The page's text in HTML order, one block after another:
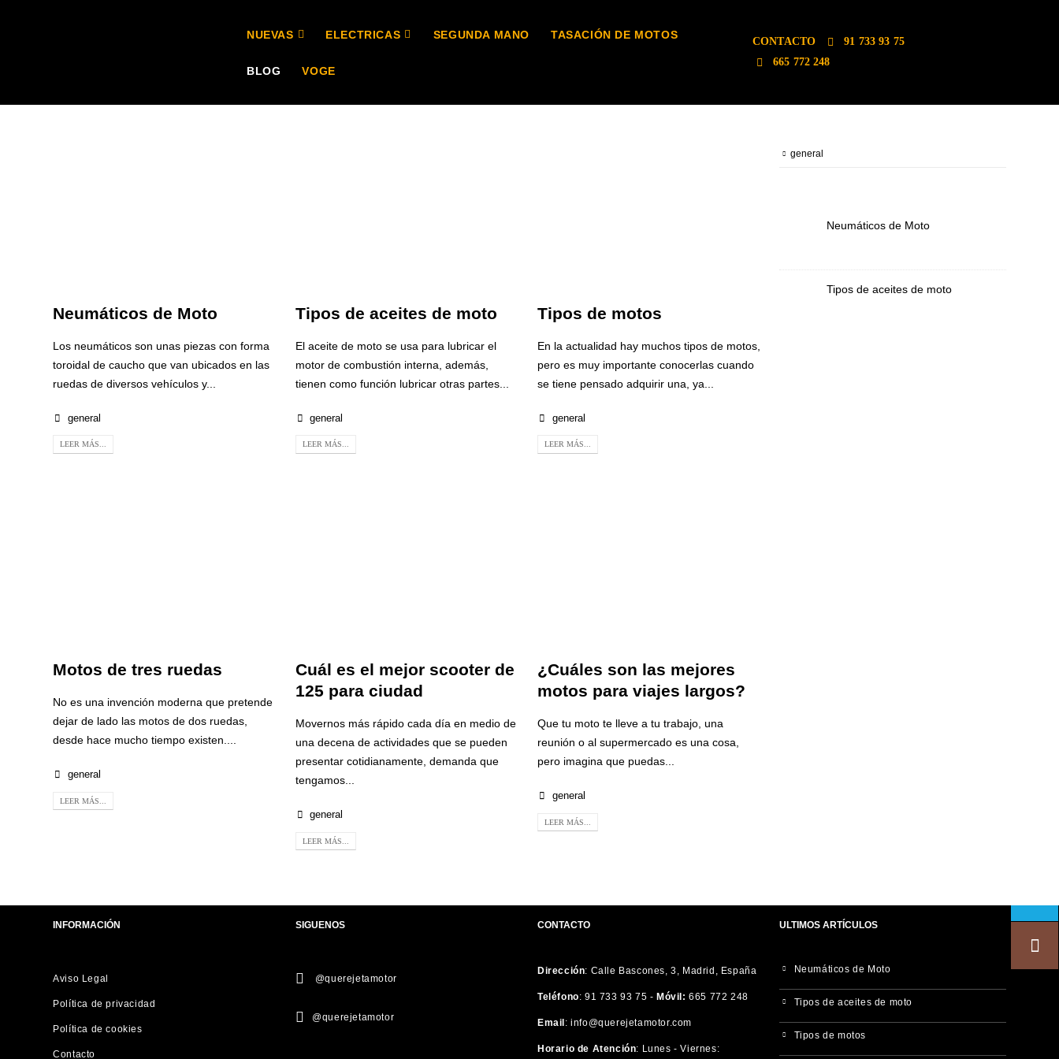
NUEVAS ELECTRICAS SEGUNDA MANO TASACIÓN DE MOTOS
BLOG VOGE
CONTACTO
91 733 93 75
665 772 248
Neumáticos de Moto
Los neumáticos son unas piezas con forma
toroidal de caucho que van ubicados en las
ruedas de diversos vehículos y...
general
LEER MÁS...
Tipos de aceites de moto
El aceite de moto se usa para lubricar el
motor de combustión interna, además,
tienen como función lubricar otras partes...
general
LEER MÁS...
Tipos de motos
En la actualidad hay muchos tipos de motos,
pero es muy importante conocerlas cuando
se tiene pensado adquirir una, ya...
general
LEER MÁS...
Motos de tres ruedas
No es una invención moderna que pretende
dejar de lado las motos de dos ruedas,
desde hace mucho tiempo existen....
general
LEER MÁS...
Cuál es el mejor scooter de
125 para ciudad
Movernos más rápido cada día en medio de
una decena de actividades que se pueden
presentar cotidianamente, demanda que
tengamos...
general
LEER MÁS...
¿Cuáles son las mejores
motos para viajes largos?
Que tu moto te lleve a tu trabajo, una
reunión o al supermercado es una cosa,
pero imagina que puedas...
general
LEER MÁS...
general
Neumáticos de Moto
Tipos de aceites de moto
INFORMACIÓN
Aviso Legal
Política de privacidad
Política de cookies
Contacto
SIGUENOS
@querejetamotor
@querejetamotor
CONTACTO
Dirección: Calle Bascones, 3, Madrid, España
Teléfono: 91 733 93 75 -Móvil: 665 772 248
Email: info@querejetamotor.com
Horario de Atención: Lunes - Viernes:
ULTIMOS ARTÍCULOS
Neumáticos de Moto
Tipos de aceites de moto
Tipos de motos